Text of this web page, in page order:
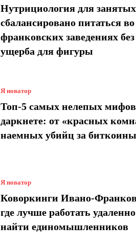
Нутрициология для
сбалансировано питаться во
франковских заведениях без
ущерба для фигуры
Я новатор
Топ-5 самых нелепых
даркнете: от «красных
наемных убийц за биткоины
Я новатор
Коворкинги Ивано-
где лучше работать
найти единомышленников